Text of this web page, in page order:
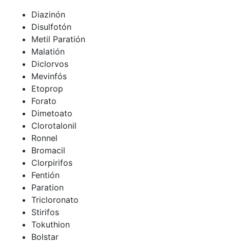
Diazinón
Disulfotón
Metil Paratión
Malatión
Diclorvos
Mevinfós
Etoprop
Forato
Dimetoato
Clorotalonil
Ronnel
Bromacil
Clorpirifos
Fentión
Paration
Tricloronato
Stirifos
Tokuthion
Bolstar